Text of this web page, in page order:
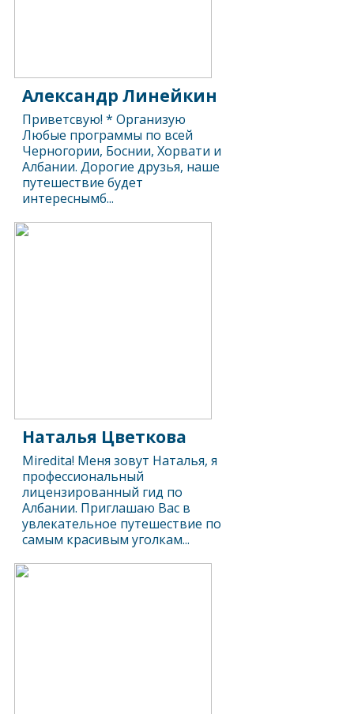
Александр Линейкин
Приветсвую! * Организую
Любые программы по всей
Черногории, Боснии, Хорвати и
Албании. Дорогие друзья, наше
путешествие будет
интереснымб...
Наталья Цветкова
Miredita! Меня зовут Наталья, я
профессиональный
лицензированный гид по
Албании. Приглашаю Вас в
увлекательное путешествие по
самым красивым уголкам...